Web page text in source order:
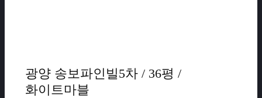
광양 송보파인빌5차 / 36평 /
화이트마블